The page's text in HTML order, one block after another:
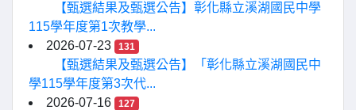
【甄選結果及甄選公告】彰化縣立溪湖國民中學
115學年度第1次教學...
2026-07-23
131
【甄選結果及甄選公告】「彰化縣立溪湖國民中
學115學年度第3次代...
2026-07-16
127